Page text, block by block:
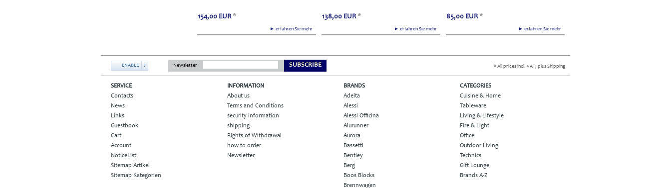
► erfahren Sie mehr
154,00 EUR *
► erfahren Sie mehr
138,00 EUR *
► erfahren Sie mehr
85,00 EUR *
ENABLE ? Newsletter SUBSCRIBE * All prices incl. VAT, plus Shipping
SERVICE
Contacts
News
Links
Guestbook
Cart
Account
NoticeList
Sitemap Artikel
Sitemap Kategorien
INFORMATION
About us
Terms and Conditions
security information
shipping
Rights of Withdrawal
how to order
Newsletter
BRANDS
Adelta
Alessi
Alessi Officina
Alurunner
Aurora
Bassetti
Bentley
Berg
Boos Blocks
Brennwagen
CATEGORIES
Cuisine & Home
Tableware
Living & Lifestyle
Fire & Light
Office
Outdoor Living
Technics
Gift Lounge
Brands A-Z